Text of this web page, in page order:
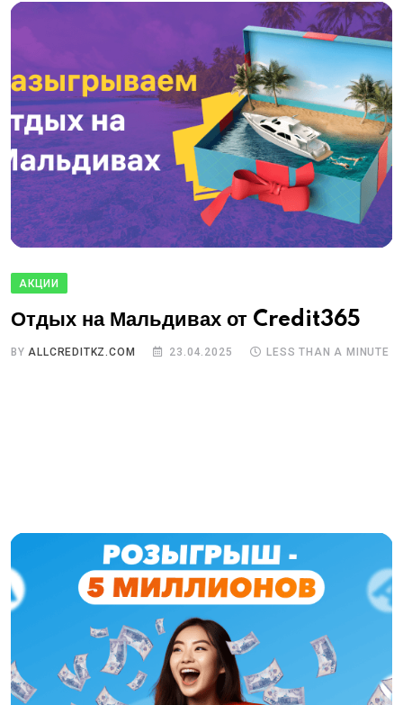
АКЦИИ
Отдых на Мальдивах от Credit365
BY ALLCREDITKZ.COM 23.04.2025 LESS THAN A MINUTE